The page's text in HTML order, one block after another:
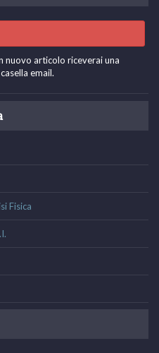
nuovo articolo riceverai una
email.
Fisica